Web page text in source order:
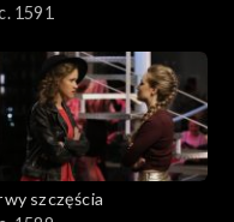
1591
szczęścia